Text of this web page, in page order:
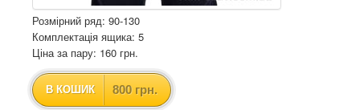
Розмірний ряд: 90-130
Комплектація ящика: 5
Ціна за пару: 160 грн.
В КОШИК 800 грн.